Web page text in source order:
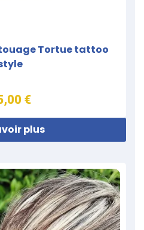
Tortue tattoo
€
plus